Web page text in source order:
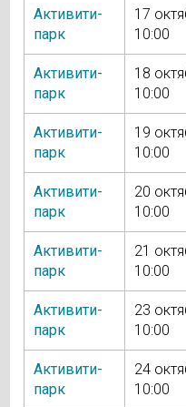
Активити-
парк
17
10:00
Активити-
парк
18
10:00
Активити-
парк
19
10:00
Активити-
парк
20
10:00
Активити-
парк
21
10:00
Активити-
парк
23
10:00
Активити-
парк
24
10:00